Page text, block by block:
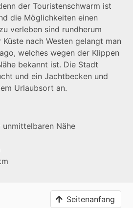
der Touristenschwarm ist
die Möglichkeiten einen
verleben sind rundherum
nach Westen gelangt man
welches wegen der Klippen
bekannt ist. Die Stadt
und ein Jachtbecken und
Urlaubsort an.
Nähe
Seitenanfang